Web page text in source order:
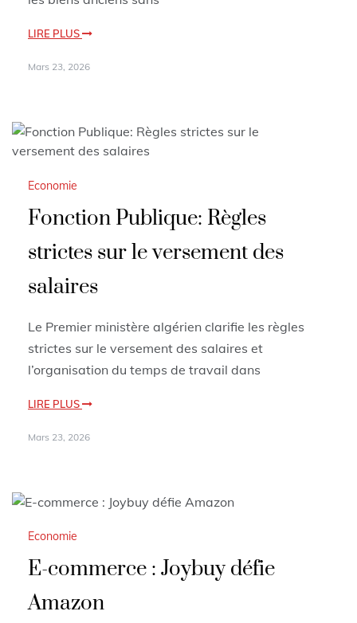
LIRE PLUS
Mars 23, 2026
Economie
Fonction Publique: Règles
strictes sur le versement des
salaires
Le Premier ministère algérien clarifie les règles
strictes sur le versement des salaires et
l’organisation du temps de travail dans
LIRE PLUS
Mars 23, 2026
Economie
E-commerce : Joybuy défie
Amazon